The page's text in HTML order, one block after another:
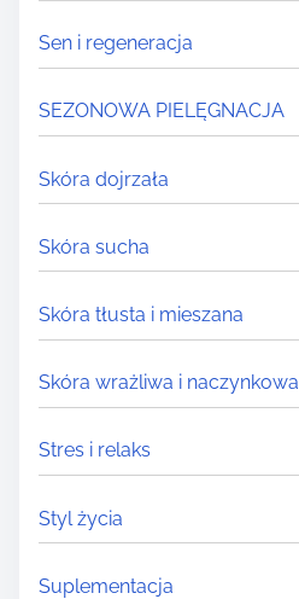
Sen i regeneracja
SEZONOWA PIELĘGNACJA
Skóra dojrzała
Skóra sucha
Skóra tłusta i mieszana
Skóra wrażliwa i naczynkowa
Stres i relaks
Styl życia
Suplementacja